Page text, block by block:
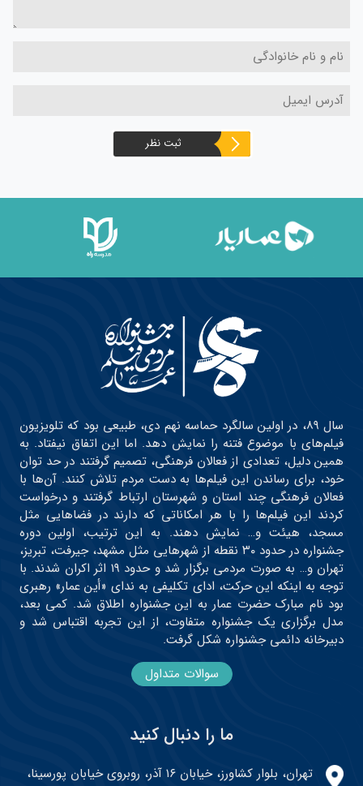
ثبت نظر
سال ۸۹، در اولین سالگرد حماسه نهم دی، طبیعی بود که تلویزیون
فیلم‌های با موضوع فتنه را نمایش دهد. اما این اتفاق نیفتاد. به
همین دلیل، تعدادی از فعالان فرهنگی، تصمیم گرفتند در حد توان
خود، برای رساندن این فیلم‌ها به دست مردم تلاش کنند. آن‌ها با
فعالان فرهنگی چند استان و شهرستان ارتباط گرفتند و درخواست
کردند این فیلم‌ها را با هر امکاناتی که دارند در فضاهایی مثل
مسجد، هیئت و… نمایش دهند. به این ترتیب، اولین دوره
جشنواره در حدود ۳۰ نقطه از شهرهایی مثل مشهد، جیرفت، تبریز،
تهران و… به صورت مردمی برگزار شد و حدود ۱۹ اثر اکران شدند. با
توجه به اینکه این حرکت، ادای تکلیفی به ندای «أین عمار» رهبری
بود نام مبارک حضرت عمار به این جشنواره اطلاق شد. کمی بعد،
مدل برگزاری یک جشنواره متفاوت، از این تجربه اقتباس شد و
دبیرخانه دائمی جشنواره شکل گرفت.
سوالات متداول
ما را دنبال کنید
تهران، بلوار کشاورز، خیابان ۱۶ آذر، روبروی خیابان پورسینا،